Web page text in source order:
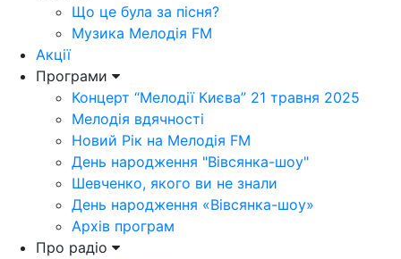
Що це була за пісня?
Музика Мелодія FM
Акції
Програми
Концерт “Мелодії Києва” 21 травня 2025
Мелодія вдячності
Новий Рік на Мелодія FM
День народження "Вівсянка-шоу"
Шевченко, якого ви не знали
День народження «Вівсянка-шоу»
Архів програм
Про радіо